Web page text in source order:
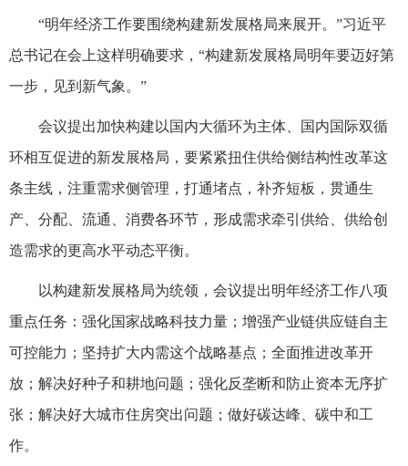
“明年经济工作要围绕构建新发展格局来展开。”习近平
总书记在会上这样明确要求，“构建新发展格局明年要迈好第
一步，见到新气象。”
会议提出加快构建以国内大循环为主体、国内国际双循
环相互促进的新发展格局，要紧紧扭住供给侧结构性改革这
条主线，注重需求侧管理，打通堵点，补齐短板，贯通生
产、分配、流通、消费各环节，形成需求牵引供给、供给创
造需求的更高水平动态平衡。
以构建新发展格局为统领，会议提出明年经济工作八项
重点任务：强化国家战略科技力量；增强产业链供应链自主
可控能力；坚持扩大内需这个战略基点；全面推进改革开
放；解决好种子和耕地问题；强化反垄断和防止资本无序扩
张；解决好大城市住房突出问题；做好碳达峰、碳中和工
作。